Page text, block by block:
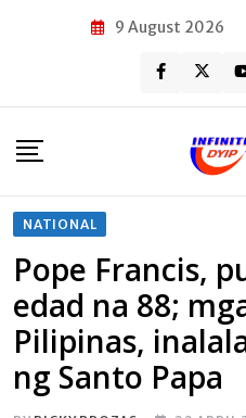
9 August 2026
NATIONAL
Pope Francis,
edad na 88;
Pilipinas,
ng Santo Papa